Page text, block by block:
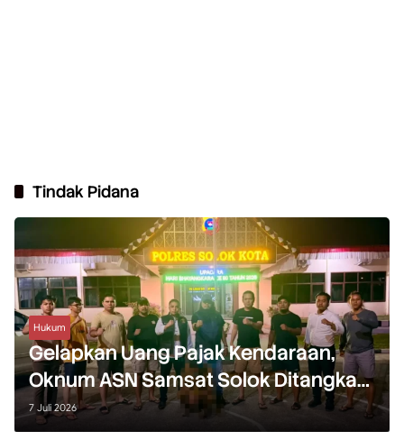
Tindak Pidana
Hukum
Gelapkan Uang Pajak Kendaraan,
Oknum ASN Samsat Solok Ditangkap
Polisi
7 Juli 2026